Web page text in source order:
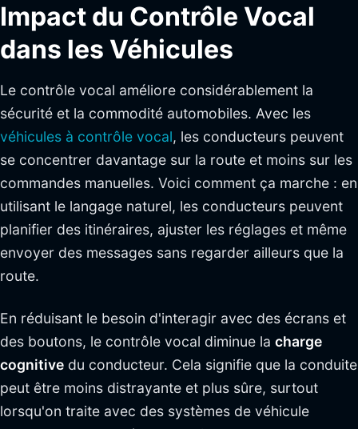
Impact du Contrôle Vocal
dans les Véhicules
Le contrôle vocal améliore considérablement la
sécurité et la commodité automobiles. Avec les
véhicules à contrôle vocal, les conducteurs peuvent
se concentrer davantage sur la route et moins sur les
commandes manuelles. Voici comment ça marche : en
utilisant le langage naturel, les conducteurs peuvent
planifier des itinéraires, ajuster les réglages et même
envoyer des messages sans regarder ailleurs que la
route.
En réduisant le besoin d'interagir avec des écrans et
des boutons, le contrôle vocal diminue la charge
cognitive du conducteur. Cela signifie que la conduite
peut être moins distrayante et plus sûre, surtout
lorsqu'on traite avec des systèmes de véhicule